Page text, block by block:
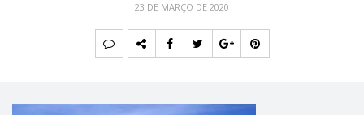
23 DE MARÇO DE 2020